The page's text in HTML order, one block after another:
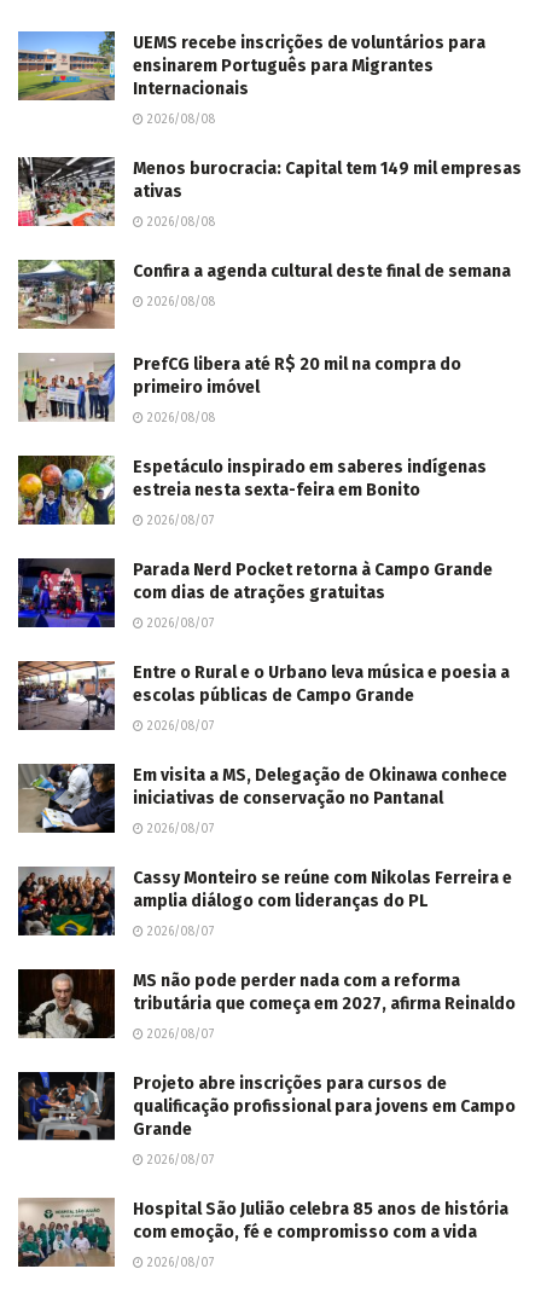
UEMS recebe inscrições de voluntários para
ensinarem Português para Migrantes
Internacionais
2026/08/08
Menos burocracia: Capital tem 149 mil empresas
ativas
2026/08/08
Confira a agenda cultural deste final de semana
2026/08/08
PrefCG libera até R$ 20 mil na compra do
primeiro imóvel
2026/08/08
Espetáculo inspirado em saberes indígenas
estreia nesta sexta-feira em Bonito
2026/08/07
Parada Nerd Pocket retorna à Campo Grande
com dias de atrações gratuitas
2026/08/07
Entre o Rural e o Urbano leva música e poesia a
escolas públicas de Campo Grande
2026/08/07
Em visita a MS, Delegação de Okinawa conhece
iniciativas de conservação no Pantanal
2026/08/07
Cassy Monteiro se reúne com Nikolas Ferreira e
amplia diálogo com lideranças do PL
2026/08/07
MS não pode perder nada com a reforma
tributária que começa em 2027, afirma Reinaldo
2026/08/07
Projeto abre inscrições para cursos de
qualificação profissional para jovens em Campo
Grande
2026/08/07
Hospital São Julião celebra 85 anos de história
com emoção, fé e compromisso com a vida
2026/08/07